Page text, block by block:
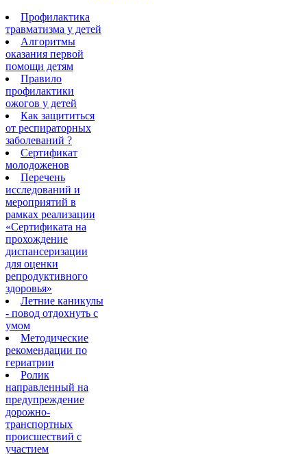
Профилактика
травматизма у детей
Алгоритмы
оказания первой
помощи детям
Правило
профилактики
ожогов у детей
Как защититься
от респираторных
заболеваний ?
Сертификат
молодоженов
Перечень
исследований и
мероприятий в
рамках реализации
«Сертификата на
прохождение
диспансеризации
для оценки
репродуктивного
здоровья»
Летние каникулы
- повод отдохнуть с
умом
Методические
рекомендации по
гериатрии
Ролик
направленный на
предупреждение
дорожно-
транспортных
происшествий с
участием